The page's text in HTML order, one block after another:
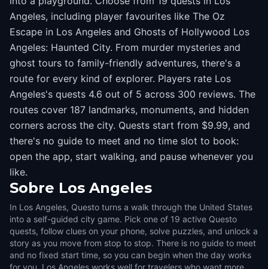
Angeles, including player favourites like The Oz
Escape in Los Angeles and Ghosts of Hollywood Los
Angeles: Haunted City. From murder mysteries and
ghost tours to family-friendly adventures, there's a
route for every kind of explorer. Players rate Los
Angeles's quests 4.6 out of 5 across 300 reviews. The
routes cover 187 landmarks, monuments, and hidden
corners across the city. Quests start from $9.99, and
there's no guide to meet and no time slot to book:
open the app, start walking, and pause whenever you
like.
Sobre Los Angeles
In Los Angeles, Questo turns a walk through the United States
into a self-guided city game. Pick one of 19 active Questo
quests, follow clues on your phone, solve puzzles, and unlock a
story as you move from stop to stop. There is no guide to meet
and no fixed start time, so you can begin when the day works
for you. Los Angeles works well for travelers who want more